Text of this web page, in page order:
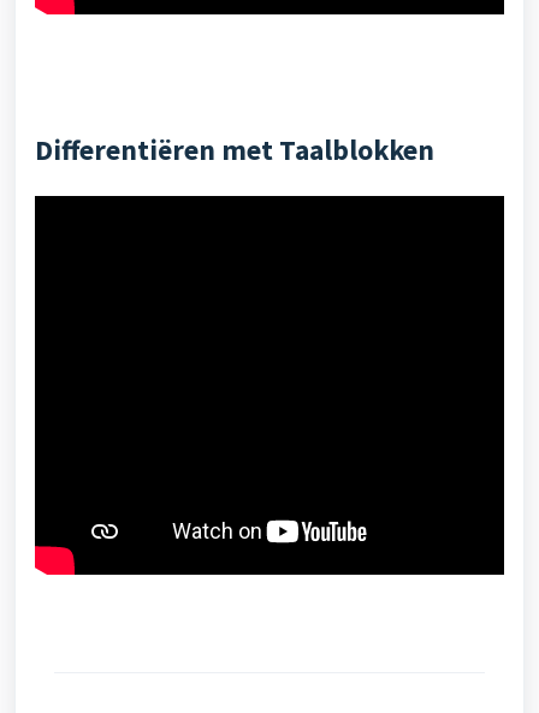
Differentiëren met Taalblokken